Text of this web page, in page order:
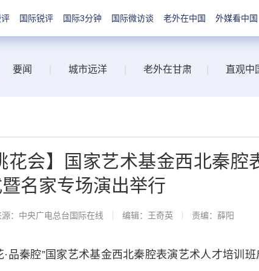
国际锐评 国际3分钟 国际微访谈 老外在中国 外媒看中国
要闻 城市远洋 老外在甘肃 直观中
花会】国家艺术基金西北秦腔
名家专场演出举行
源：中央广电总台国际在线 编辑：王奇英 责编：薛阳
秦腔”国家艺术基金西北秦腔表演艺术人才培训班